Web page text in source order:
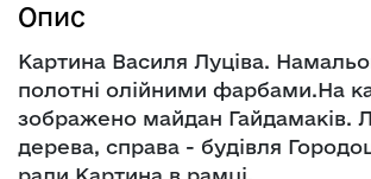
Опис
Картина Василя Луціва.
полотні олійними фарбами.На
зображено майдан Гайдамаків.
дерева, справа - будівля
ради.Картина в рамці.